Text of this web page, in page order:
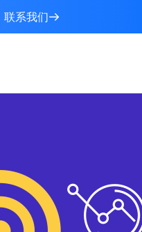
联系我们